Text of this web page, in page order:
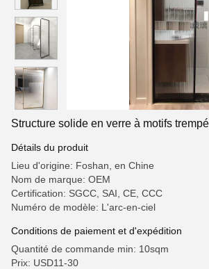
Structure solide en verre à motifs
Détails du produit
Lieu d'origine: Foshan, en Chine
Nom de marque: OEM
Certification: SGCC, SAI, CE, CCC
Numéro de modèle: L'arc-en-ciel
Conditions de paiement et d'expédition
Quantité de commande min: 10sqm
Prix: USD11-30